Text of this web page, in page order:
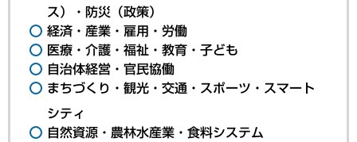
ス）・防災（政策）
経済・産業・雇用・労働
医療・介護・福祉・教育・子ども
自治体経営・官民協働
まちづくり・観光・交通・スポーツ・スマート
シティ
自然資源・農林水産業・食料システム